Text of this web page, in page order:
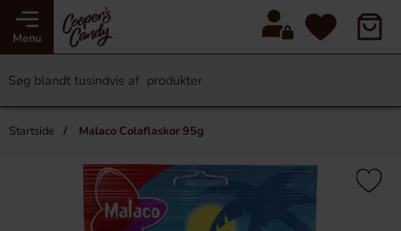
Menu
Startside Malaco Colaflaskor 95g